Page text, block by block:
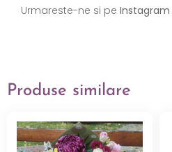
Urmareste-ne si pe Instagram
Produse similare